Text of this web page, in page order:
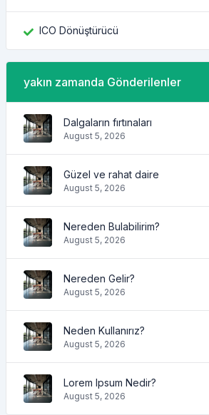
ICO Dönüştürücü
yakın zamanda Gönderilenler
Dalgaların fırtınaları
August 5, 2026
Güzel ve rahat daire
August 5, 2026
Nereden Bulabilirim?
August 5, 2026
Nereden Gelir?
August 5, 2026
Neden Kullanırız?
August 5, 2026
Lorem Ipsum Nedir?
August 5, 2026